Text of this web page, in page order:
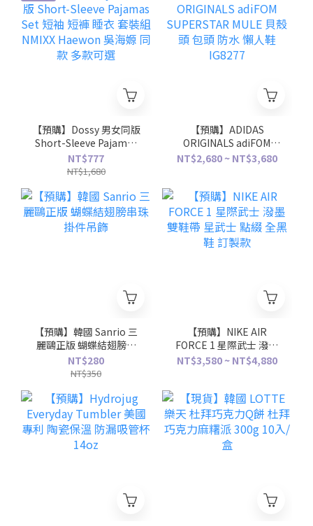
【預購】Dossy 男女同版
Short-Sleeve Pajamas
Set 短袖 短褲 睡衣 套裝
組 NMIXX Haewon 吳海
NT$777
NT$1,680
【預購】ADIDAS
ORIGINALS adiFOM
SUPERSTAR MULE 貝殼
頭 包頭 防水 懶人鞋
NT$2,680 ~ NT$3,680
【預購】韓國 Sanrio 三
麗鷗正版 蝴蝶結翅膀串
珠掛件吊飾
NT$280
NT$350
【預購】NIKE AIR
FORCE 1 星際武士 潑墨
雙鞋帶 星武士 點綴 全黑
NT$3,580 ~ NT$4,880